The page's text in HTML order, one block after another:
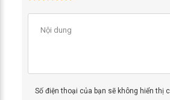
Số điện thoại của bạn sẽ không hiển thị